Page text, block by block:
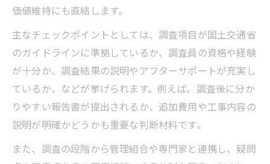
価値維持にも直結します。
主なチェックポイントとしては、調査項目が国土交通省
のガイドラインに準拠しているか、調査員の資格や経験
が十分か、調査結果の説明やアフターサポートが充実し
ているか、などが挙げられます。例えば、調査後に分か
りやすい報告書が提出されるか、追加費用や工事内容の
説明が明確かどうかも重要な判断材料です。
また、調査の段階から管理組合や専門家と連携し、疑問